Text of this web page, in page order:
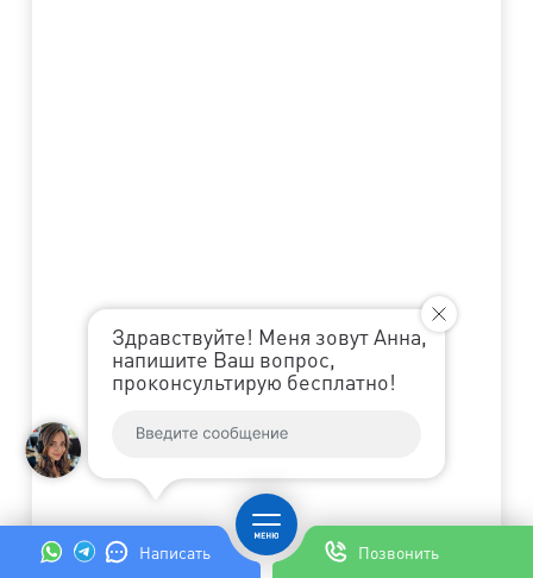
Написать Позвонить
Здравствуйте! Меня зовут Анна,
напишите Ваш вопрос,
проконсультирую бесплатно!